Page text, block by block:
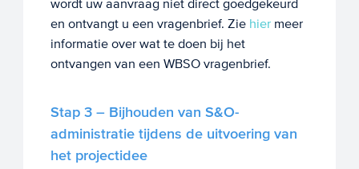
wordt uw aanvraag niet direct goedgekeurd
en ontvangt u een vragenbrief. Zie hiermeer
informatie over wat te doen bij het
ontvangen van een WBSO vragenbrief.
Stap 3 – Bijhouden van S&O-
administratie tijdens de uitvoering van
het projectidee